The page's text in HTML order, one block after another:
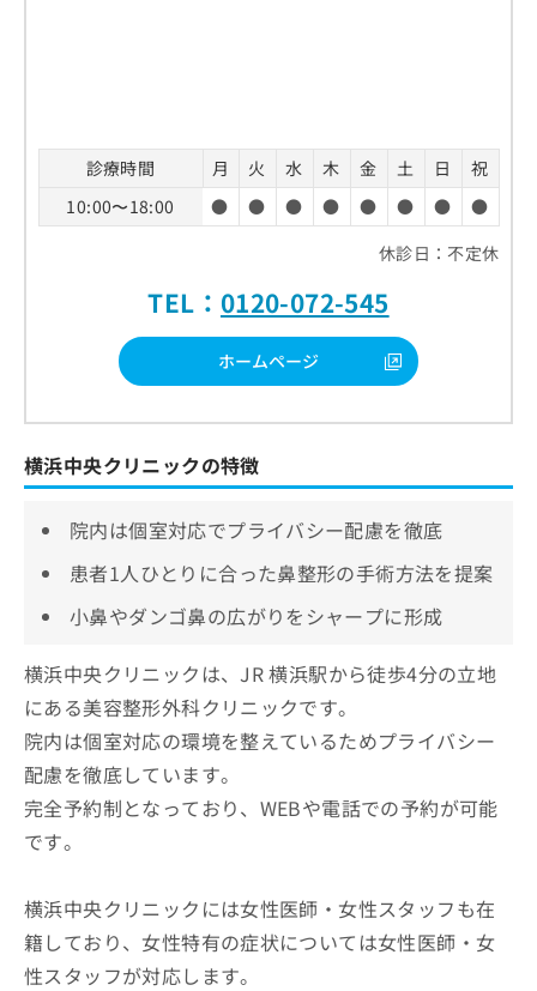
診療時間 月 火 水 木 金 土 日
祝
10:00〜18:00
● ● ● ● ● ● ●
●
休診日：不定休
TEL： 0120-072-545
ホームページ
横浜中央クリニックの特徴
院内は個室対応でプライバシー配慮を徹底
患者1人ひとりに合った鼻整形の手術方法を提案
小鼻やダンゴ鼻の広がりをシャープに形成
横浜中央クリニックは、JR 横浜駅から徒歩4分の立地
にある美容整形外科クリニックです。
院内は個室対応の環境を整えているためプライバシー
配慮を徹底しています。
完全予約制となっており、WEBや電話での予約が可能
です。
横浜中央クリニックには女性医師・女性スタッフも在
籍しており、女性特有の症状については女性医師・女
性スタッフが対応します。